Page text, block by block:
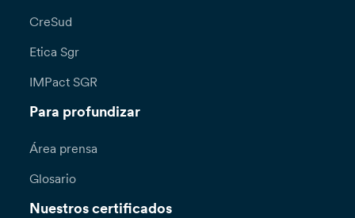
CreSud
Etica Sgr
IMPact SGR
Para profundizar
Área prensa
Glosario
Nuestros certificados